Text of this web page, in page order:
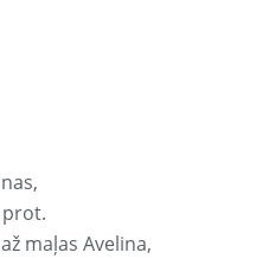
prot.
maļas Avelina,